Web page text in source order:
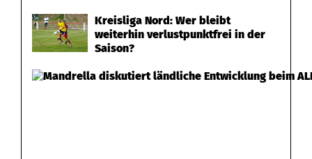
Kreisliga Nord: Wer bleibt
weiterhin verlustpunktfrei in der
Saison?